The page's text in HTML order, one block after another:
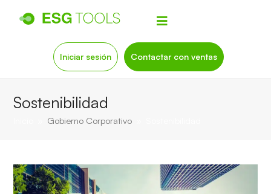
Iniciar sesión Contactar con ventas
Sostenibilidad
Gobierno Corporativo